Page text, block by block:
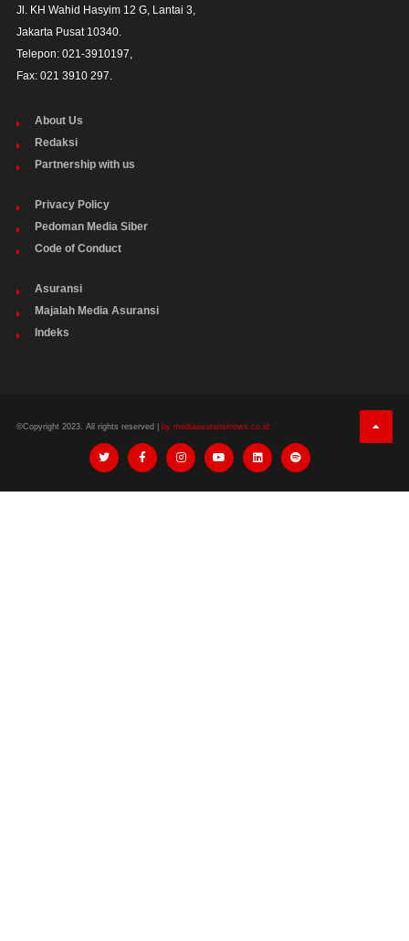
Jl. KH Wahid Hasyim 12 G, Lantai 3,
Jakarta Pusat 10340.
Telepon: 021-3910197,
Fax: 021 3910 297.
About Us
Redaksi
Partnership with us
Privacy Policy
Pedoman Media Siber
Code of Conduct
Asuransi
Majalah Media Asuransi
Indeks
©Copyright 2023. All rights reserved | by mediaasuransinews.co.id.